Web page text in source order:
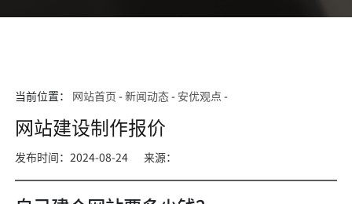
当前位置： 网站首页 -新闻动态- 安优观点 -
网站建设制作报价
发布时间：2024-08-24 来源：